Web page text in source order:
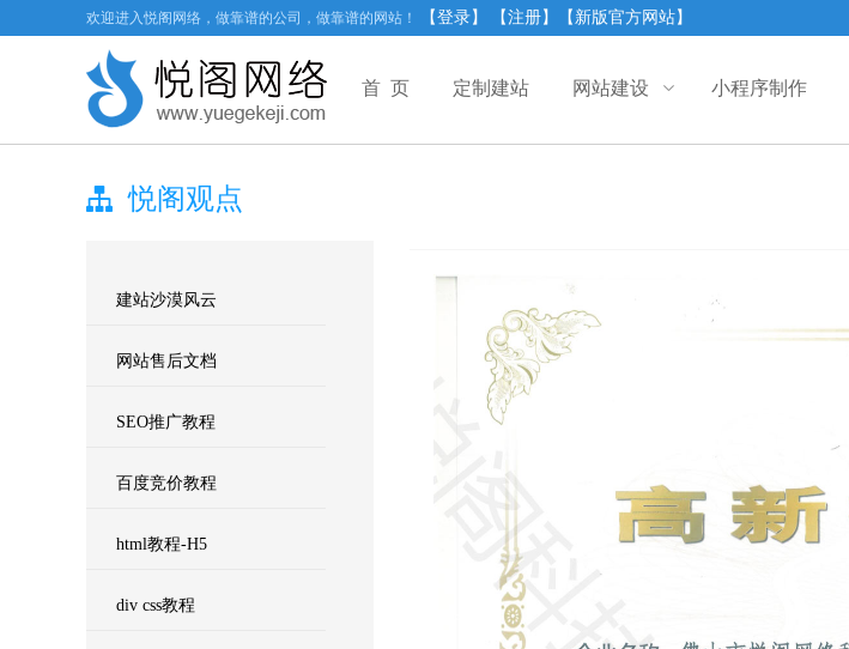
欢迎进入悦阁网络，做靠谱的公司，做靠谱的网站！ 【登录】 【注册】 【新版官方网站】
首 页 定制建站 网站建设 小程序制作
悦阁观点
建站沙漠风云
网站售后文档
SEO推广教程
百度竞价教程
html教程-H5
div css教程